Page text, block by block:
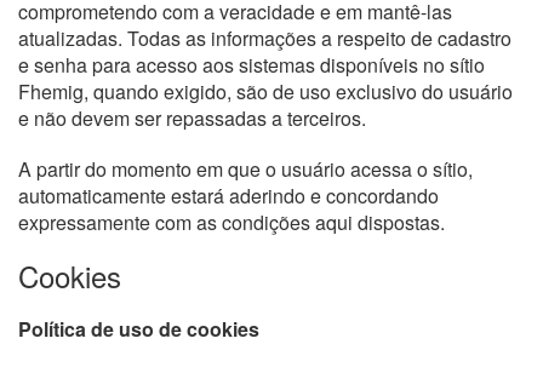
comprometendo com a veracidade e em mantê-las
atualizadas. Todas as informações a respeito de cadastro
e senha para acesso aos sistemas disponíveis no sítio
Fhemig, quando exigido, são de uso exclusivo do usuário
e não devem ser repassadas a terceiros.
A partir do momento em que o usuário acessa o sítio,
automaticamente estará aderindo e concordando
expressamente com as condições aqui dispostas.
Cookies
Política de uso de cookies